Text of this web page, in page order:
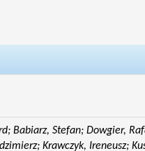
Babiarz, Stefan; Dowgier,
Krawczyk, Ireneusz;